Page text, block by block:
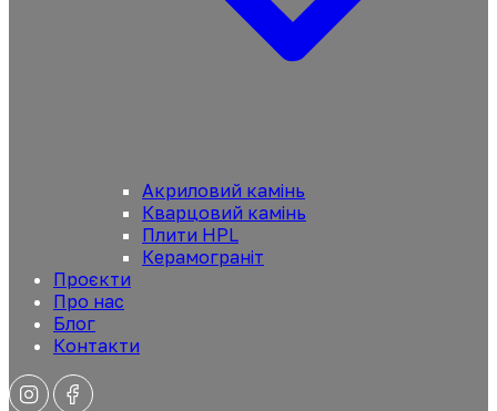
Акриловий камінь
Кварцовий камінь
Плити HPL
Керамограніт
Проєкти
Про нас
Блог
Контакти